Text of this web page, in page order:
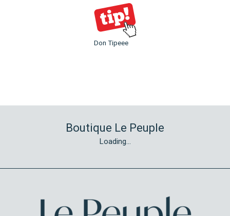
Don Tipeee
Boutique Le Peuple
Loading...